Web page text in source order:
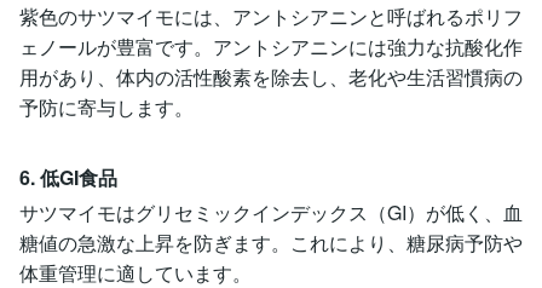
紫色のサツマイモには、アントシアニンと呼ばれるポリフ
ェノールが豊富です。アントシアニンには強力な抗酸化作
用があり、体内の活性酸素を除去し、老化や生活習慣病の
予防に寄与します。
6. 低GI食品
サツマイモはグリセミックインデックス（GI）が低く、血
糖値の急激な上昇を防ぎます。これにより、糖尿病予防や
体重管理に適しています。